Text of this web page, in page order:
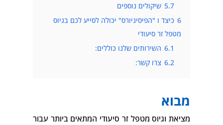
5.7 שיקולים נוספים
6 כיצד ו "הפיסיניורס" יכולה לסייע לכם בגיוס
מטפל זר סיעודי
6.1 השירותים שלנו כוללים:
6.2 צרו קשר:
מבוא
מציאת וגיוס מטפל זר סיעודי המתאים ביותר עבור